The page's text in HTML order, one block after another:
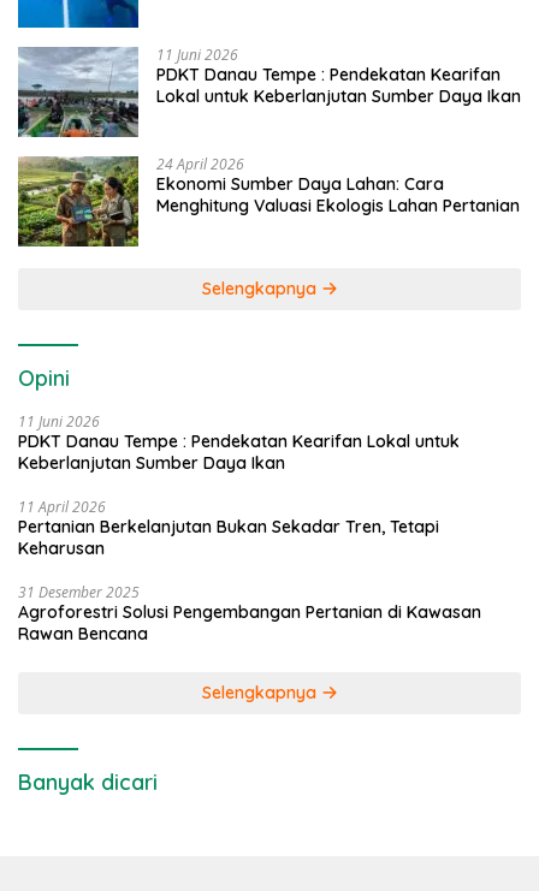
11 Juni 2026
PDKT Danau Tempe : Pendekatan Kearifan
Lokal untuk Keberlanjutan Sumber Daya Ikan
24 April 2026
Ekonomi Sumber Daya Lahan: Cara
Menghitung Valuasi Ekologis Lahan Pertanian
Selengkapnya
Opini
11 Juni 2026
PDKT Danau Tempe : Pendekatan Kearifan Lokal untuk
Keberlanjutan Sumber Daya Ikan
11 April 2026
Pertanian Berkelanjutan Bukan Sekadar Tren, Tetapi
Keharusan
31 Desember 2025
Agroforestri Solusi Pengembangan Pertanian di Kawasan
Rawan Bencana
Selengkapnya
Banyak dicari